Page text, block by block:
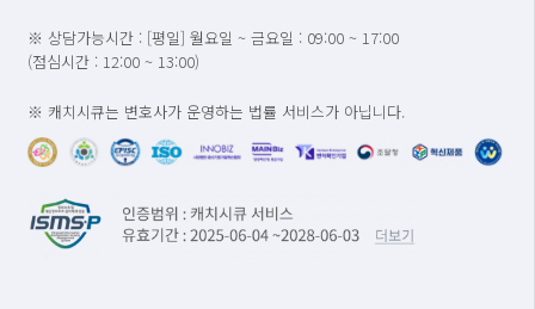
※ 상담가능시간 : [평일] 월요일 ~ 금요일 : 09:00 ~ 17:00
(점심시간 : 12:00 ~ 13:00)
※ 캐치시큐는 변호사가 운영하는 법률 서비스가 아닙니다.